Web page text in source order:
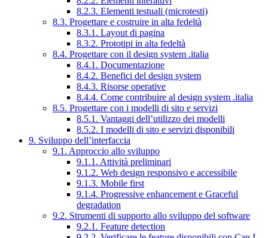
8.2.3. Elementi testuali (microtesti)
8.3. Progettare e costruire in alta fedeltà
8.3.1. Layout di pagina
8.3.2. Prototipi in alta fedeltà
8.4. Progettare con il design system .italia
8.4.1. Documentazione
8.4.2. Benefici del design system
8.4.3. Risorse operative
8.4.4. Come contribuire al design system .italia
8.5. Progettare con i modelli di sito e servizi
8.5.1. Vantaggi dell’utilizzo dei modelli
8.5.2. I modelli di sito e servizi disponibili
9. Sviluppo dell’interfaccia
9.1. Approccio allo sviluppo
9.1.1. Attività preliminari
9.1.2. Web design responsivo e accessibile
9.1.3. Mobile first
9.1.4. Progressive enhancement e Graceful
degradation
9.2. Strumenti di supporto allo sviluppo del software
9.2.1. Feature detection